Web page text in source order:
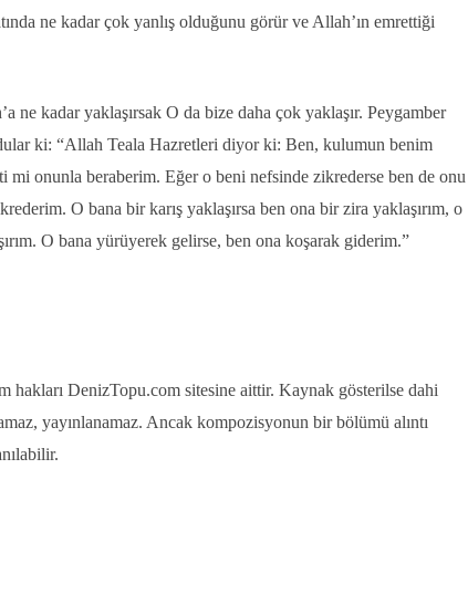
ne kadar çok yanlış olduğunu görür ve Allah’ın emrettiği
ne kadar yaklaşırsak O da bize daha çok yaklaşır. Peygamber
ki: “Allah Teala Hazretleri diyor ki: Ben, kulumun benim
mi onunla beraberim. Eğer o beni nefsinde zikrederse ben de onu
O bana bir karış yaklaşırsa ben ona bir zira yaklaşırım, o
O bana yürüyerek gelirse, ben ona koşarak giderim.”
hakları DenizTopu.com sitesine aittir. Kaynak gösterilse dahi
yayınlanamaz. Ancak kompozisyonun bir bölümü alıntı